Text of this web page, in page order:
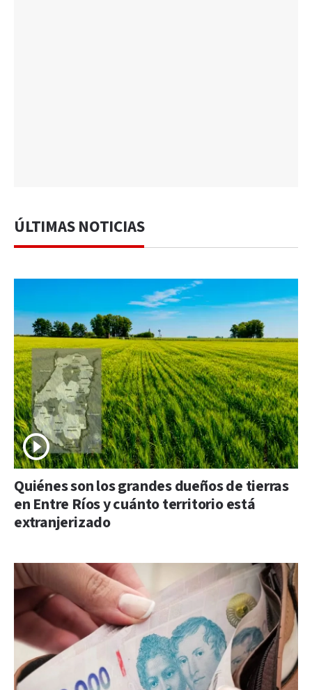
ÚLTIMAS NOTICIAS
Quiénes son los grandes dueños de tierras
en Entre Ríos y cuánto territorio está
extranjerizado